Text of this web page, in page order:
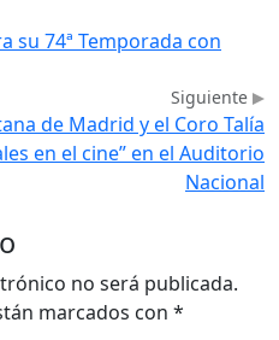
su 74ª Temporada con
Siguiente
de Madrid y el Coro Talía
en el cine” en el Auditorio
Nacional
no será publicada.
marcados con *